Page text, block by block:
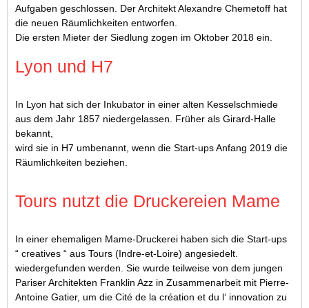
Aufgaben geschlossen. Der Architekt Alexandre Chemetoff hat
die neuen Räumlichkeiten entworfen.
Die ersten Mieter der Siedlung zogen im Oktober 2018 ein.
Lyon und H7
In Lyon hat sich der Inkubator in einer alten Kesselschmiede
aus dem Jahr 1857 niedergelassen. Früher als Girard-Halle
bekannt,
wird sie in H7 umbenannt, wenn die Start-ups Anfang 2019 die
Räumlichkeiten beziehen.
Tours nutzt die Druckereien Mame
In einer ehemaligen Mame-Druckerei haben sich die Start-ups
“ creatives “ aus Tours (Indre-et-Loire) angesiedelt.
wiedergefunden werden. Sie wurde teilweise von dem jungen
Pariser Architekten Franklin Azz in Zusammenarbeit mit Pierre-
Antoine Gatier, um die Cité de la création et du l‘ innovation zu